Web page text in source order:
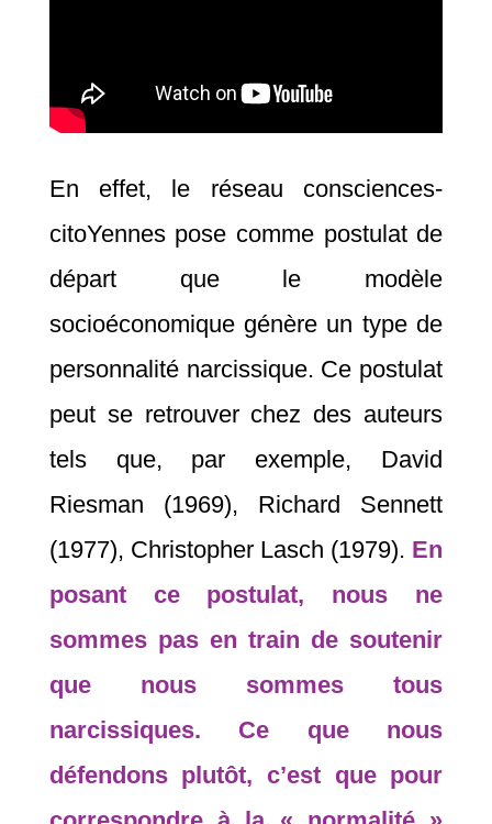
En effet, le réseau consciences-
citoYennes pose comme postulat de
départ que le modèle
socioéconomique génère un type de
personnalité narcissique. Ce postulat
peut se retrouver chez des auteurs
tels que, par exemple, David
Riesman (1969), Richard Sennett
(1977), Christopher Lasch (1979). En
posant ce postulat, nous ne
sommes pas en train de soutenir
que nous sommes tous
narcissiques. Ce que nous
défendons plutôt, c’est que pour